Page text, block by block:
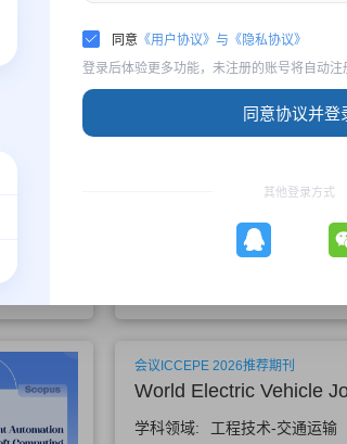
同意 《用户协议》与《隐私协议》
登录后体验更多功能，未注册的账号将自动注
同意协议并登
其他登录方式
会议ITSSC 2026推荐期刊
SCI/SSCI/AHCI
数
会议ICCEPE 2026推荐期刊
World Electric Vehicle
学科领域:
工程技术-交通运输